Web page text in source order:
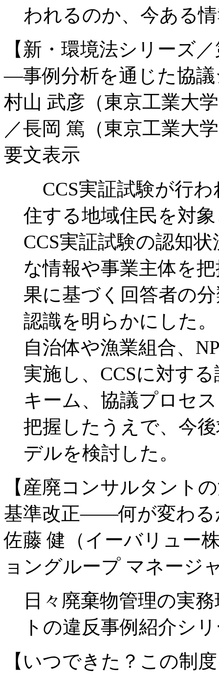
われるのか、今ある
【新・環境法シリーズ
―事例分析を通じた協
村山 武彦（東京工業大
／長岡 篤（東京工業大
要文表示
CCS実証試験が行
住する地域住民を対
CCS実証試験の認知
な情報や事業主体を
果に基づく回答者の
認識を明らかにした
自治体や漁業組合、
実施し、CCSに対す
キーム、協議プロセ
把握したうえで、今
デルを検討した。
【産廃コンサルタント
基準改正――何が変わる
佐藤 健（イーバリュー
ョングループ マネージ
日々廃棄物管理の実
トの違反事例紹介シ
【いつできた？この制